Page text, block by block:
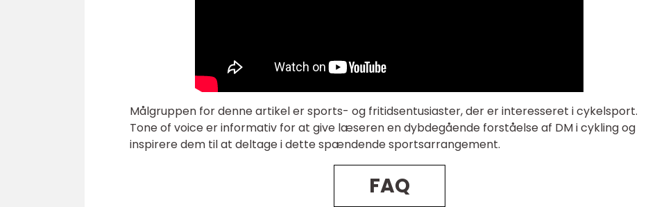
Målgruppen for denne artikel er sports- og fritidsentusiaster, der er interesseret i cykelsport.
Tone of voice er informativ for at give læseren en dybdegående forståelse af DM i cykling og
inspirere dem til at deltage i dette spændende sportsarrangement.
FAQ